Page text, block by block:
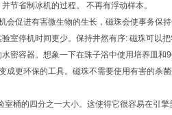
节省制冰机的过程。 不再有浮动样本。
会促进有害微生物的生长，磁珠会使事务保
室停机时间更少。保持井然有序: 磁珠可以
密容器。想象一下在珠子浴中使用培养皿和
成更环保的工具。磁珠不需要使用有害的杀
室桶的四分之一大小。这使得它很容易在引